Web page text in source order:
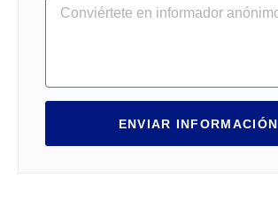
ENVIAR INFORMACIÓN